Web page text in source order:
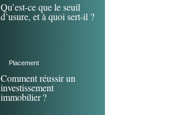
Qu’est-ce que le seuil
d’usure, et à quoi sert-il ?
Placement
Comment réussir un
investissement
immobilier ?